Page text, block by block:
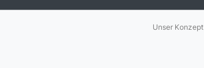
Unser Konzept